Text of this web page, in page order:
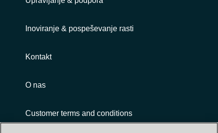
Inoviranje & pospeševanje rasti
Kontakt
O nas
Customer terms and conditions